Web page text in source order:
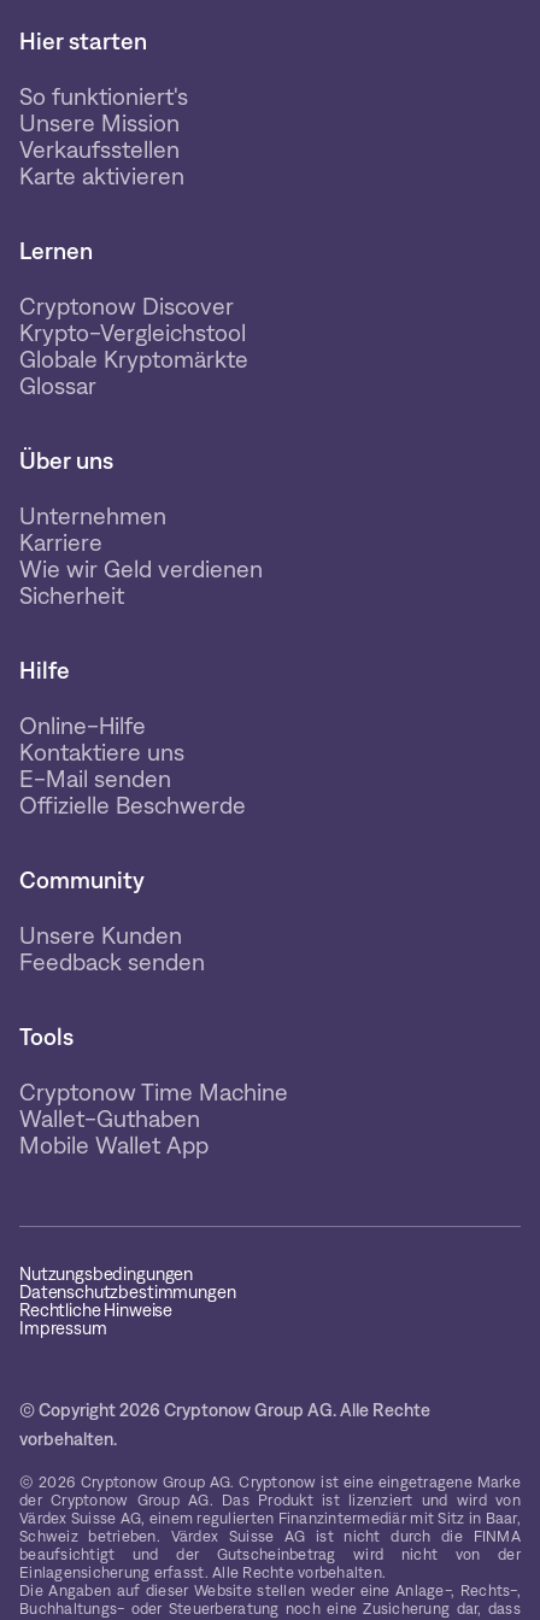
Hier starten
So funktioniert's
Unsere Mission
Verkaufsstellen
Karte aktivieren
Lernen
Cryptonow Discover
Krypto-Vergleichstool
Globale Kryptomärkte
Glossar
Über uns
Unternehmen
Karriere
Wie wir Geld verdienen
Sicherheit
Hilfe
Online-Hilfe
Kontaktiere uns
E-Mail senden
Offizielle Beschwerde
Community
Unsere Kunden
Feedback senden
Tools
Cryptonow Time Machine
Wallet-Guthaben
Mobile Wallet App
Nutzungsbedingungen
Datenschutzbestimmungen
Rechtliche Hinweise
Impressum
© Copyright 2026 Cryptonow Group AG. Alle Rechte
vorbehalten.
© 2026 Cryptonow Group AG. Cryptonow ist eine eingetragene Marke
der Cryptonow Group AG. Das Produkt ist lizenziert und wird von
Värdex Suisse AG, einem regulierten Finanzintermediär mit Sitz in Baar,
Schweiz betrieben. Värdex Suisse AG ist nicht durch die FINMA
beaufsichtigt und der Gutscheinbetrag wird nicht von der
Einlagensicherung erfasst. Alle Rechte vorbehalten.
Die Angaben auf dieser Website stellen weder eine Anlage-, Rechts-,
Buchhaltungs- oder Steuerberatung noch eine Zusicherung dar, dass